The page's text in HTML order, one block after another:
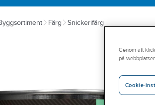
Färg Snickerifärg
Genom att
på
Cookie-